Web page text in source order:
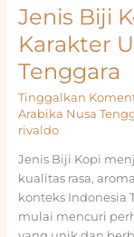
Jenis Biji
Karakter
Tenggara
Tinggalkan
Arabika Nusa
rivaldo
Jenis Biji Kopi
kualitas rasa,
konteks Indonesia
mulai mencuri